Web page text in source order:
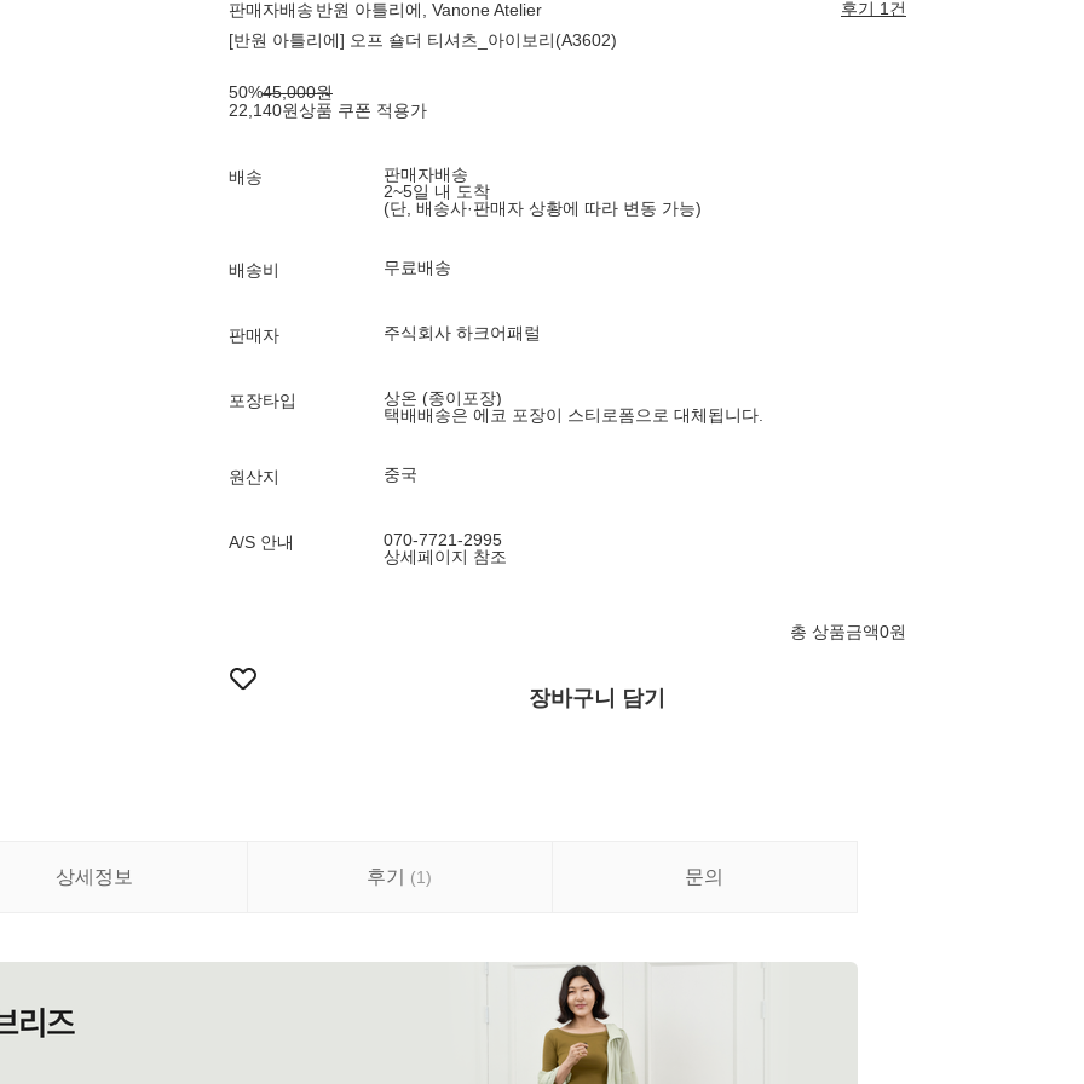
판매자배송 반원 아틀리에, Vanone Atelier
후기 1건
[반원 아틀리에] 오프 숄더 티셔츠_아이보리(A3602)
50%45,000원
22,140원상품 쿠폰 적용가
배송
판매자배송
2~5일 내 도착
(단, 배송사·판매자 상황에 따라 변동 가능)
배송비 무료배송
판매자 주식회사 하크어패럴
포장타입
상온 (종이포장)
택배배송은 에코 포장이 스티로폼으로 대체됩니다.
원산지 중국
A/S 안내
070-7721-2995
상세페이지 참조
총 상품금액0원
장바구니 담기
상세정보 후기 (1) 문의